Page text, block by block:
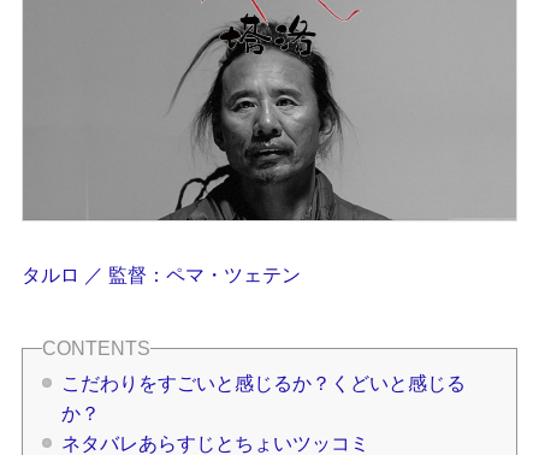
タルロ ／ 監督：ペマ・ツェテン
こだわりをすごいと感じるか？くどいと感じる
か？
ネタバレあらすじとちょいツッコミ